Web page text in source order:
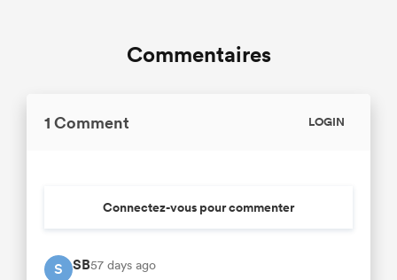
Commentaires
1 Comment LOGIN
Connectez-vous pour commenter
S SB57 days ago